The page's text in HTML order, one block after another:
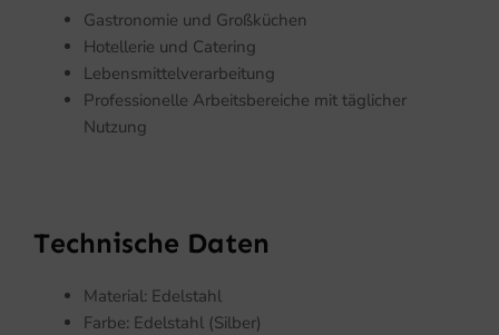
Gastronomie und Großküchen
Hotellerie und Catering
Lebensmittelverarbeitung
Professionelle Arbeitsbereiche mit täglicher
Nutzung
Technische Daten
Material: Edelstahl
Farbe: Edelstahl (Silber)